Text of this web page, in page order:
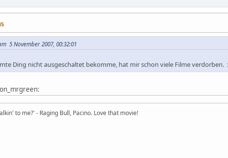
5 November 2007, 00:32:01
Ding nicht ausgeschaltet bekomme, hat mir schon viele Filme verdorben.
to me?' - Raging Bull, Pacino. Love that movie!